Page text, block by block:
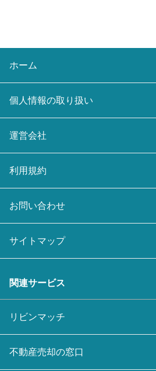
ホーム
個人情報の取り扱い
運営会社
利用規約
お問い合わせ
サイトマップ
関連サービス
リビンマッチ
不動産売却の窓口